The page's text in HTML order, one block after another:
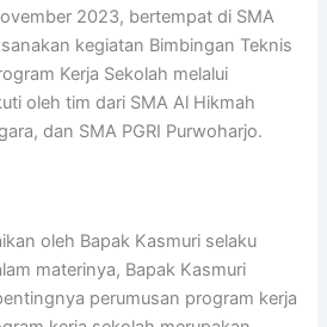
2023, bertempat di SMA
kegiatan Bimbingan Teknis
Kerja Sekolah melalui
oleh tim dari SMA Al Hikmah
dan SMA PGRI Purwoharjo.
oleh Bapak Kasmuri selaku
materinya, Bapak Kasmuri
perumusan program kerja